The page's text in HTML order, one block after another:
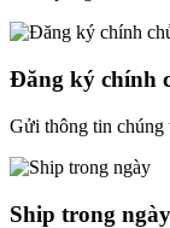
Đăng ký chính
Gửi thông tin chúng
Ship trong ngày